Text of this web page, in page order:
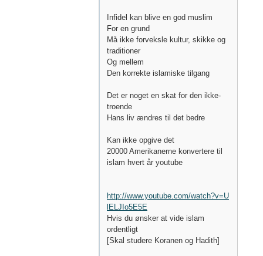
Infidel kan blive en god muslim
For en grund
Må ikke forveksle kultur, skikke og
traditioner
Og mellem
Den korrekte islamiske tilgang
Det er noget en skat for den ikke-
troende
Hans liv ændres til det bedre
Kan ikke opgive det
20000 Amerikanerne konvertere til
islam hvert år youtube
http://www.youtube.com/watch?v=U
lELJIo5E5E
Hvis du ønsker at vide islam
ordentligt
[Skal studere Koranen og Hadith]